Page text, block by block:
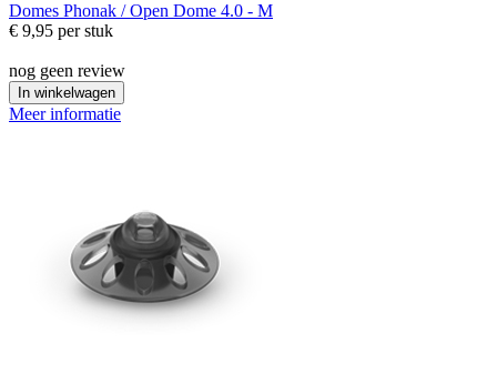
Domes Phonak / Open Dome 4.0 - M
€ 9,95 per stuk
nog geen review
In winkelwagen
Meer informatie